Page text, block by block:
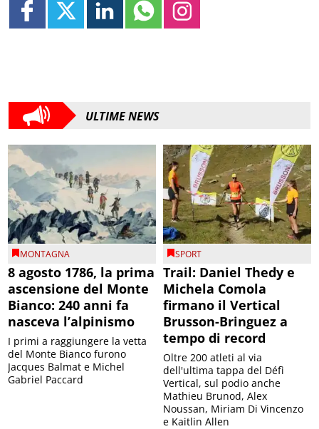
ULTIME NEWS
MONTAGNA
8 agosto 1786, la prima
ascensione del Monte
Bianco: 240 anni fa
nasceva l’alpinismo
I primi a raggiungere la vetta
del Monte Bianco furono
Jacques Balmat e Michel
Gabriel Paccard
SPORT
Trail: Daniel Thedy e
Michela Comola
firmano il Vertical
Brusson-Bringuez a
tempo di record
Oltre 200 atleti al via
dell'ultima tappa del Défì
Vertical, sul podio anche
Mathieu Brunod, Alex
Noussan, Miriam Di Vincenzo
e Kaitlin Allen